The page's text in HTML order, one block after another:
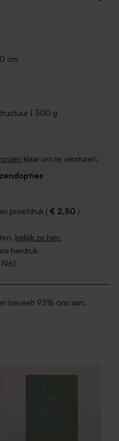
cm
| 300 g
klaar om te versturen.
proefdruk ( € 2,50 )
bekijk ze hier.
herdruk
beveelt 93% ons aan.